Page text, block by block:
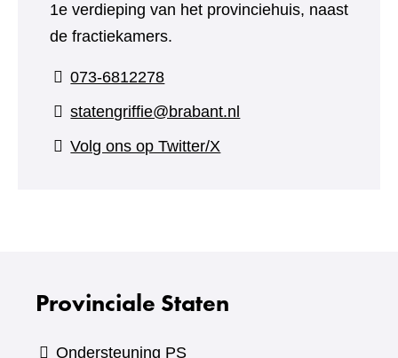
1e verdieping van het provinciehuis, naast
de fractiekamers.
073-6812278
statengriffie@brabant.nl
Volg ons op Twitter/X
Provinciale Staten
Ondersteuning PS